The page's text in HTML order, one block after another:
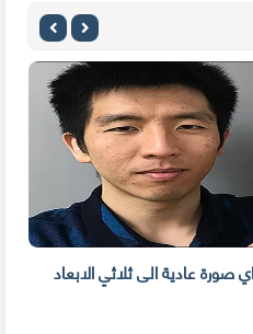
عادية الى ثلاثي الابعاد